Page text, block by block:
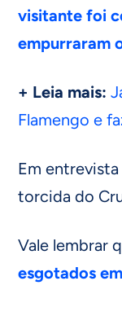
visitante foi
empurraram
+ Leia mais:
Flamengo e
Em entrevista
torcida do
Vale lembrar
esgotados